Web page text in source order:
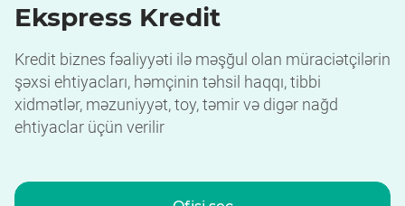
Kredit ödənişi
Banksız kredit
İşsizlərə kredit
Kredit məhsulları
Şikayət et
Ekspress Kredit
Ekspress Kredit
Kredit biznes fəaliyyəti ilə məşğul olan müraciətçilərin
şəxsi ehtiyacları, həmçinin təhsil haqqı, tibbi
xidmətlər, məzuniyyət, toy, təmir və digər nağd
ehtiyaclar üçün verilir